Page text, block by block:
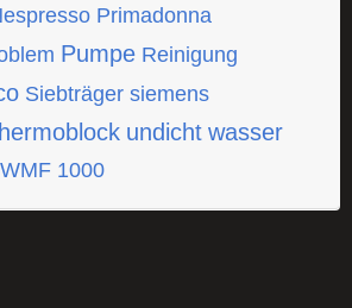
Primadonna
Pumpe Reinigung
Siebträger siemens
undicht wasser
WMF 1000